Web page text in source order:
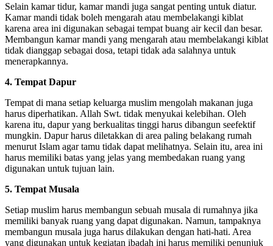
Selain kamar tidur, kamar mandi juga sangat penting untuk diatur.
Kamar mandi tidak boleh mengarah atau membelakangi kiblat
karena area ini digunakan sebagai tempat buang air kecil dan besar.
Membangun kamar mandi yang mengarah atau membelakangi kiblat
tidak dianggap sebagai dosa, tetapi tidak ada salahnya untuk
menerapkannya.
4. Tempat Dapur
Tempat di mana setiap keluarga muslim mengolah makanan juga
harus diperhatikan. Allah Swt. tidak menyukai kelebihan. Oleh
karena itu, dapur yang berkualitas tinggi harus dibangun seefektif
mungkin. Dapur harus diletakkan di area paling belakang rumah
menurut Islam agar tamu tidak dapat melihatnya. Selain itu, area ini
harus memiliki batas yang jelas yang membedakan ruang yang
digunakan untuk tujuan lain.
5. Tempat Musala
Setiap muslim harus membangun sebuah musala di rumahnya jika
memiliki banyak ruang yang dapat digunakan. Namun, tampaknya
membangun musala juga harus dilakukan dengan hati-hati. Area
yang digunakan untuk kegiatan ibadah ini harus memiliki penunjuk